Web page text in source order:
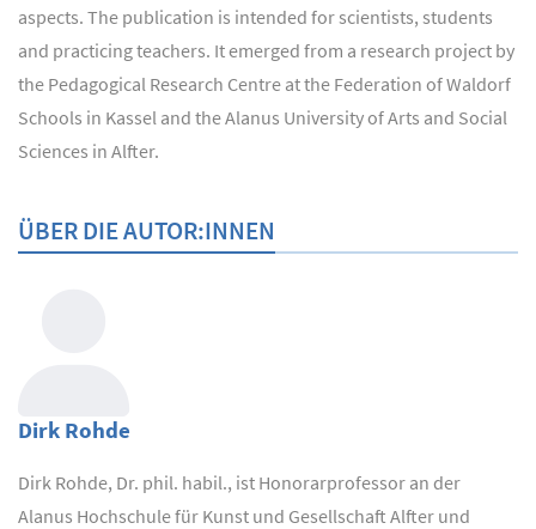
aspects. The publication is intended for scientists, students
and practicing teachers. It emerged from a research project by
the Pedagogical Research Centre at the Federation of Waldorf
Schools in Kassel and the Alanus University of Arts and Social
Sciences in Alfter.
ÜBER DIE AUTOR:INNEN
Dirk Rohde
Dirk Rohde, Dr. phil. habil., ist Honorarprofessor an der
Alanus Hochschule für Kunst und Gesellschaft Alfter und